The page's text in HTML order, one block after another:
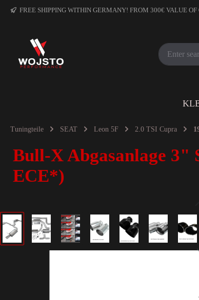
FREE SHIPPING WITHIN GERMANY! FROM 300€ VALUE OF
Tuningteile SEAT Leon 5F 2.0 TSI Cupra
Bull-X Abgasanlage 3"
ECE*)